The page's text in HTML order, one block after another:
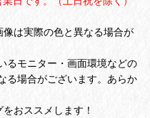
は実際の色と異なる場合が
るモニター・画面環境などの
る場合がございます。あらか
おススメします！